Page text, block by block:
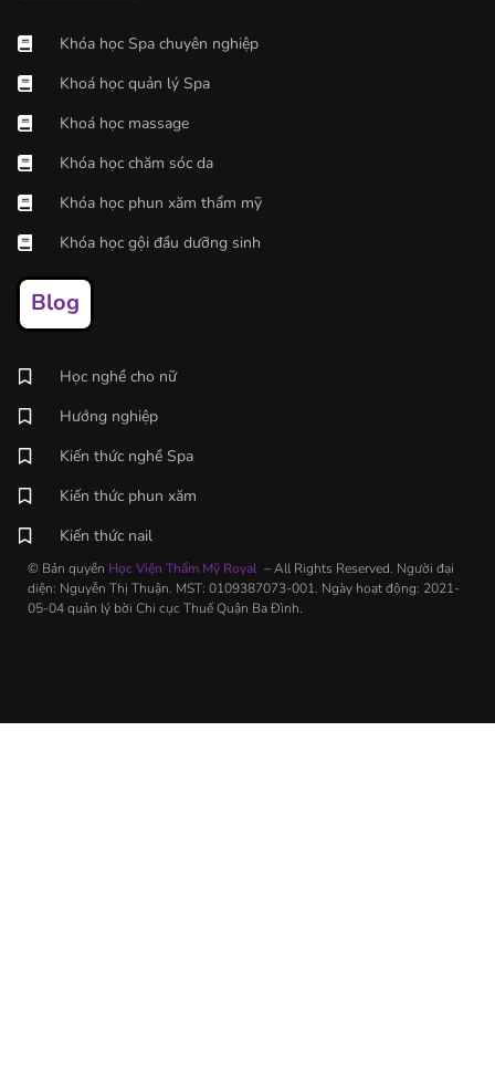
Khóa học Spa chuyên nghiệp
Khoá học quản lý Spa
Khoá học massage
Khóa học chăm sóc da
Khóa học phun xăm thẩm mỹ
Khóa học gội đầu dưỡng sinh
Blog
Học nghề cho nữ
Hướng nghiệp
Kiến thức nghề Spa
Kiến thức phun xăm
Kiến thức nail
© Bản quyền Học Viện Thẩm Mỹ Royal – All Rights Reserved. Người đại
diện: Nguyễn Thị Thuận. MST: 0109387073-001. Ngày hoạt động: 2021-
05-04 quản lý bời Chi cục Thuế Quận Ba Đình.